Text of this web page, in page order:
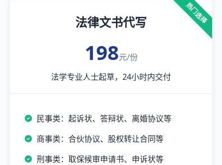
热门选择
法律文书代写
198元/份
法学专业人士起草，24小时内交付
民事类：起诉状、答辩状、离婚协议等
商事类：合伙协议、股权转让合同等
刑事类：取保候审申请书、申诉状等